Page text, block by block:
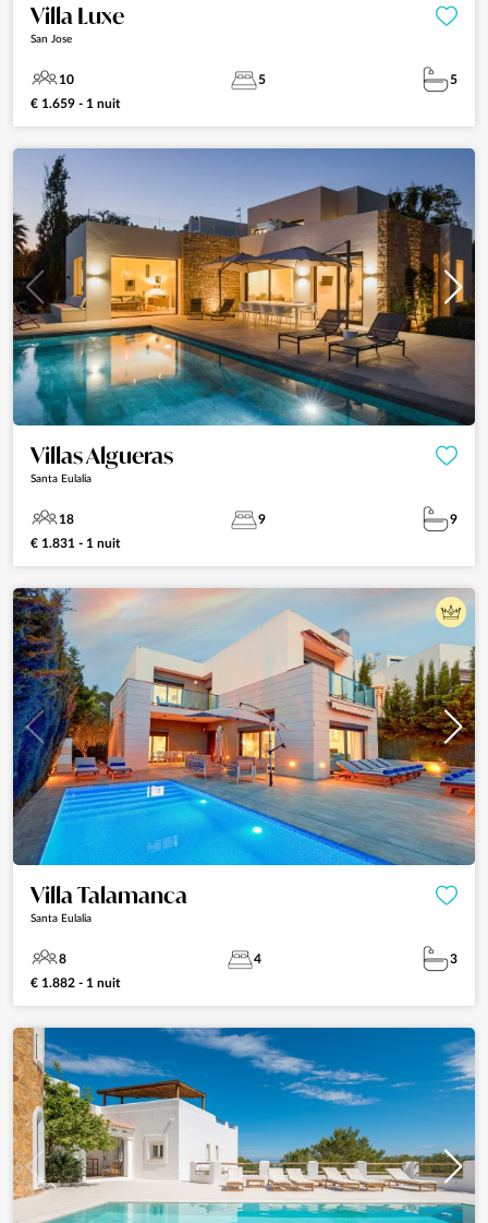
Villa Luxe
San Jose
10 5
5
€ 1.659 - 1 nuit
Villas Algueras
Santa Eulalia
18 9
9
€ 1.831 - 1 nuit
Villa Talamanca
Santa Eulalia
8 4
3
€ 1.882 - 1 nuit